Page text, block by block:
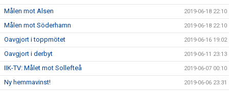
Målen mot Alsen 2019-06-18 22:10
Målen mot Söderhamn 2019-06-18 22:10
Oavgjort i toppmötet 2019-06-16 19:02
Oavgjort i derbyt 2019-06-11 23:13
IIK-TV: Målet mot Sollefteå 2019-06-07 00:10
Ny hemmavinst! 2019-06-06 23:31